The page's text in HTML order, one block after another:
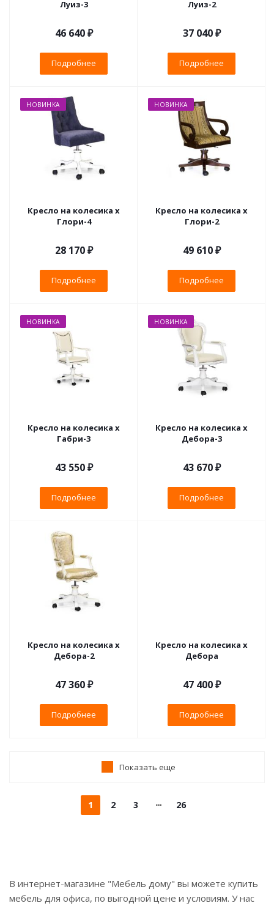
Луиз-3
46 640 ₽
Подробнее
Луиз-2
37 040 ₽
Подробнее
НОВИНКА
Кресло на колесика х
Глори-4
28 170 ₽
Подробнее
НОВИНКА
Кресло на колесика х
Глори-2
49 610 ₽
Подробнее
НОВИНКА
Кресло на колесика х
Габри-3
43 550 ₽
Подробнее
НОВИНКА
Кресло на колесика х
Дебора-3
43 670 ₽
Подробнее
Кресло на колесика х
Дебора-2
47 360 ₽
Подробнее
Кресло на колесика х
Дебора
47 400 ₽
Подробнее
Показать еще
1 2 3 26
В интернет-магазине "Мебель дому" вы можете купить
мебель для офиса, по выгодной цене и условиям. У нас